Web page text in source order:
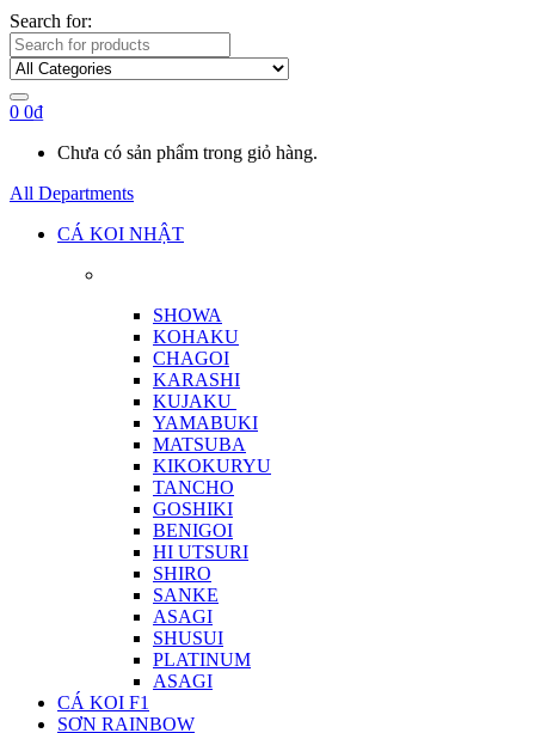
Search for:
0 0₫
Chưa có sản phẩm trong giỏ hàng.
All Departments
CÁ KOI NHẬT
SHOWA
KOHAKU
CHAGOI
KARASHI
KUJAKU
YAMABUKI
MATSUBA
KIKOKURYU
TANCHO
GOSHIKI
BENIGOI
HI UTSURI
SHIRO
SANKE
ASAGI
SHUSUI
PLATINUM
ASAGI
CÁ KOI F1
SƠN RAINBOW